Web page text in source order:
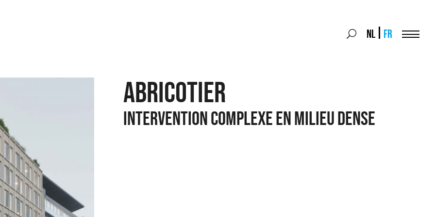
Search
Search
NL FR
ABRICOTIER
INTERVENTION COMPLEXE EN MILIEU DENSE